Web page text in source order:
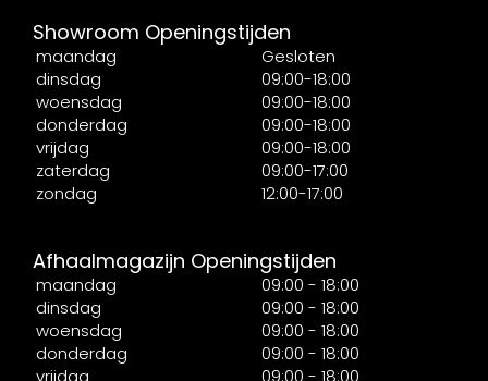
Showroom Openingstijden
maandag
Gesloten
dinsdag
09:00-18:00
woensdag
09:00-18:00
donderdag
09:00-18:00
vrijdag
09:00-18:00
zaterdag
09:00-17:00
zondag
12:00-17:00
Afhaalmagazijn Openingstijden
maandag
09:00 - 18:00
dinsdag
09:00 - 18:00
woensdag
09:00 - 18:00
donderdag
09:00 - 18:00
vrijdag
09:00 - 18:00